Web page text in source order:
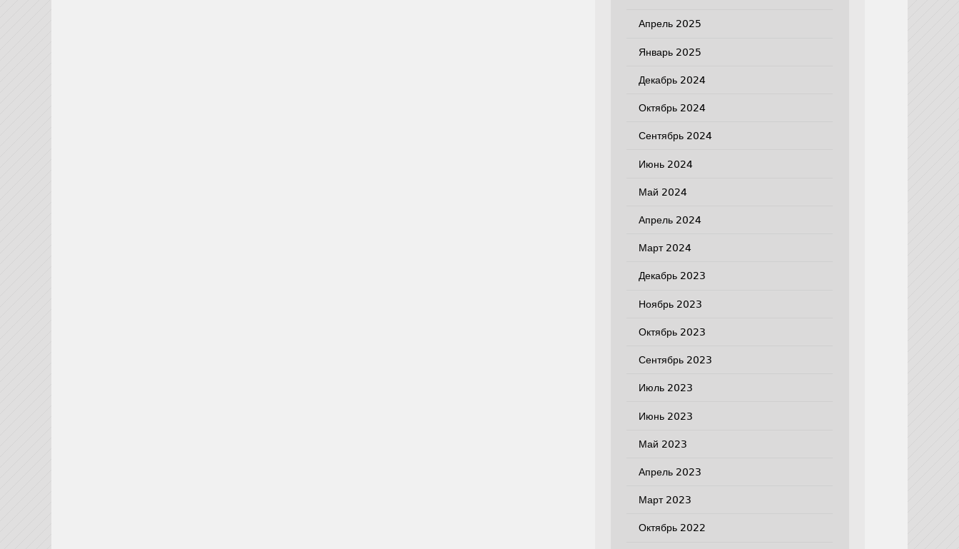
Апрель 2025
Январь 2025
Декабрь 2024
Октябрь 2024
Сентябрь 2024
Июнь 2024
Май 2024
Апрель 2024
Март 2024
Декабрь 2023
Ноябрь 2023
Октябрь 2023
Сентябрь 2023
Июль 2023
Июнь 2023
Май 2023
Апрель 2023
Март 2023
Октябрь 2022